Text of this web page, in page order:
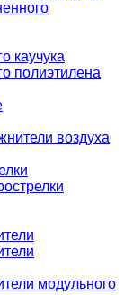
каучука
полиэтилена
воздуха
модульного